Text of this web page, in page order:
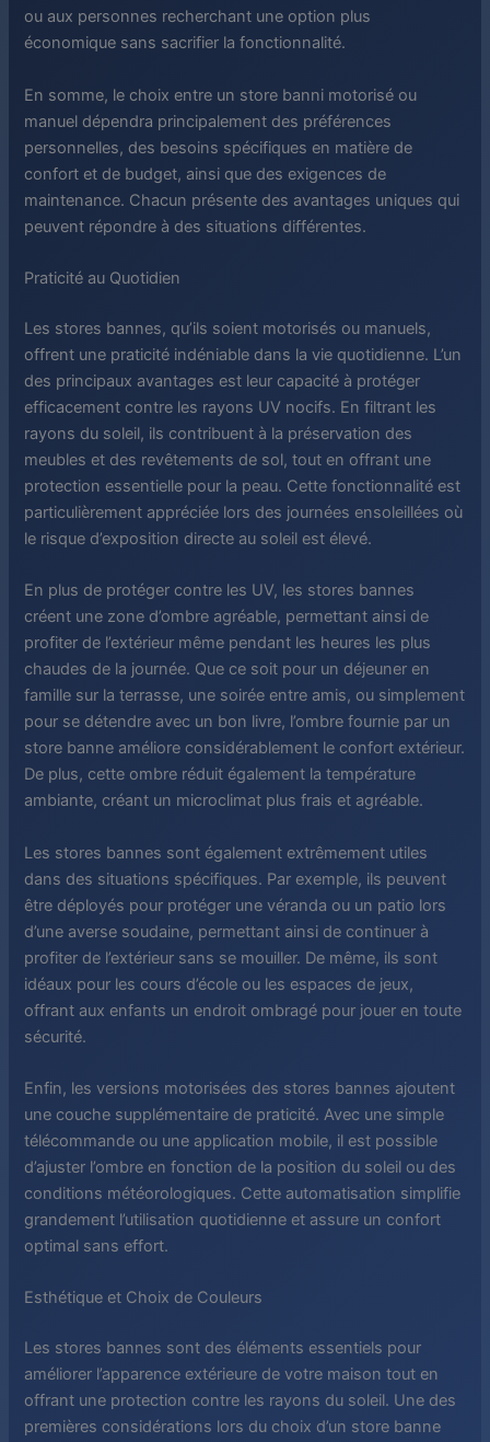
ou aux personnes recherchant une option plus
économique sans sacrifier la fonctionnalité.
En somme, le choix entre un store banni motorisé ou
manuel dépendra principalement des préférences
personnelles, des besoins spécifiques en matière de
confort et de budget, ainsi que des exigences de
maintenance. Chacun présente des avantages uniques qui
peuvent répondre à des situations différentes.
Praticité au Quotidien
Les stores bannes, qu’ils soient motorisés ou manuels,
offrent une praticité indéniable dans la vie quotidienne. L’un
des principaux avantages est leur capacité à protéger
efficacement contre les rayons UV nocifs. En filtrant les
rayons du soleil, ils contribuent à la préservation des
meubles et des revêtements de sol, tout en offrant une
protection essentielle pour la peau. Cette fonctionnalité est
particulièrement appréciée lors des journées ensoleillées où
le risque d’exposition directe au soleil est élevé.
En plus de protéger contre les UV, les stores bannes
créent une zone d’ombre agréable, permettant ainsi de
profiter de l’extérieur même pendant les heures les plus
chaudes de la journée. Que ce soit pour un déjeuner en
famille sur la terrasse, une soirée entre amis, ou simplement
pour se détendre avec un bon livre, l’ombre fournie par un
store banne améliore considérablement le confort extérieur.
De plus, cette ombre réduit également la température
ambiante, créant un microclimat plus frais et agréable.
Les stores bannes sont également extrêmement utiles
dans des situations spécifiques. Par exemple, ils peuvent
être déployés pour protéger une véranda ou un patio lors
d’une averse soudaine, permettant ainsi de continuer à
profiter de l’extérieur sans se mouiller. De même, ils sont
idéaux pour les cours d’école ou les espaces de jeux,
offrant aux enfants un endroit ombragé pour jouer en toute
sécurité.
Enfin, les versions motorisées des stores bannes ajoutent
une couche supplémentaire de praticité. Avec une simple
télécommande ou une application mobile, il est possible
d’ajuster l’ombre en fonction de la position du soleil ou des
conditions météorologiques. Cette automatisation simplifie
grandement l’utilisation quotidienne et assure un confort
optimal sans effort.
Esthétique et Choix de Couleurs
Les stores bannes sont des éléments essentiels pour
améliorer l’apparence extérieure de votre maison tout en
offrant une protection contre les rayons du soleil. Une des
premières considérations lors du choix d’un store banne